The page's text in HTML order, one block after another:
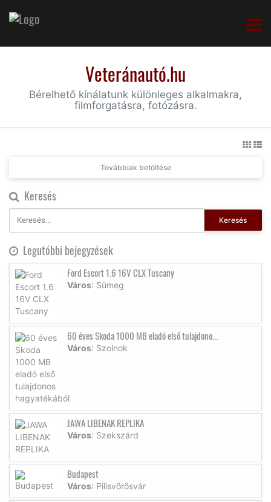
Veteránautó.hu
Bérelhető kínálatunk különleges alkalmakra,
filmforgatásra, fotózásra.
Továbbiak betöltése
Keresés
Keresés
Legutóbbi bejegyzések
Ford Escort 1.6 16V CLX Tuscany
Város: Sümeg
60 éves Skoda 1000 MB eladó első tulajdono...
Város: Szolnok
JAWA LIBENAK REPLIKA
Város: Szekszárd
Budapest
Város: Pilisvörösvár